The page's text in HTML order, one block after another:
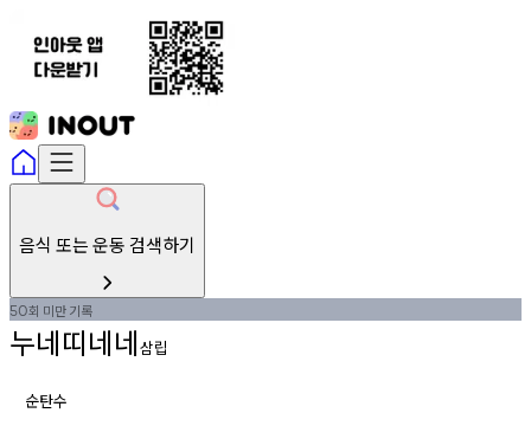
음식 또는 운동 검색하기
50회 미만기록
누네띠네네삼립
순탄수